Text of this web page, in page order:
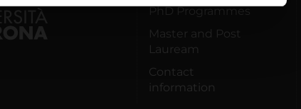
con altre informazioni che hai fornito loro o
Master and Post
Lauream
Contact
information